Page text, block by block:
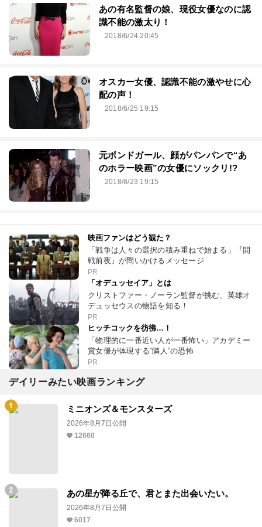
あの有名監督の娘、現役女優なのに認
識不能の激太り！
2018/6/24 20:45
オスカー女優、認識不能の激やせに心
配の声！
2018/6/25 19:15
元ボンドガール、顔がパンパンで“あ
のホラー映画”の女優にソックリ!?
2018/8/23 19:15
映画ファンはどう観た？
「戦争は人々の選択の積み重ねで始まる」『開
戦前夜』が問いかけるメッセージ
PR
「オデュッセイア」とは
クリストファー・ノーラン監督が挑む、英雄オ
デュッセウスの物語を知る！
PR
ヒッチコックを彷彿…！
「物理的に一番近い人が一番怖い」アカデミー
賞女優が体現する“隣人”の恐怖
PR
デイリーみたい映画ランキング
ミニオンズ＆モンスターズ
2026年8月7日公開
12660
あの星が降る丘で、君とまた出会いたい。
2026年8月7日公開
6017